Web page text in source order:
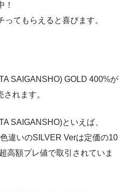
！
てもらえると喜びます。
SAIGANSHO) GOLD 400%が
れます。
SAIGANSHO)といえば、
違いのSILVER Verは定価の10
高額プレ値で取引されていま